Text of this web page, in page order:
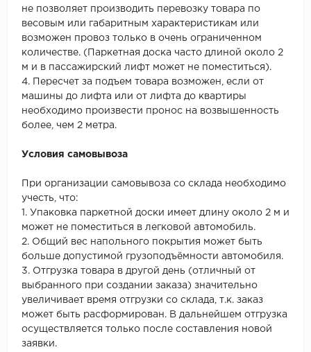
не позволяет производить перевозку товара по
весовым или габаритным характеристикам или
возможен провоз только в очень ограниченном
количестве. (Паркетная доска часто длиной около 2
м и в пассажирский лифт может не поместиться).
4. Пересчет за подъем товара возможен, если от
машины до лифта или от лифта до квартиры
необходимо произвести пронос на возвышенность
более, чем 2 метра.
Условия самовывоза
При организации самовывоза со склада необходимо
учесть, что:
1. Упаковка паркетной доски имеет длину около 2 м и
может не поместиться в легковой автомобиль.
2. Общий вес напольного покрытия может быть
больше допустимой грузоподъёмности автомобиля.
3. Отгрузка товара в другой день (отличный от
выбранного при создании заказа) значительно
увеличивает время отгрузки со склада, т.к. заказ
может быть расформирован. В дальнейшем отгрузка
осуществляется только после составления новой
заявки.